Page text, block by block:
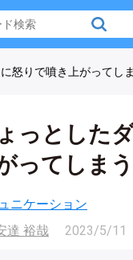
怒りで噴き上がってし
っとした
ってしまう
ニケーション
達 裕哉
2023/5/11